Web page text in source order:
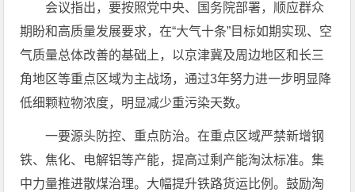
会议指出，要按照党中央、国务院部署，顺应群众
期盼和高质量发展要求，在“大气十条”目标如期实现、空
气质量总体改善的基础上，以京津冀及周边地区和长三
角地区等重点区域为主战场，通过3年努力进一步明显降
低细颗粒物浓度，明显减少重污染天数。
一要源头防控、重点防治。在重点区域严禁新增钢
铁、焦化、电解铝等产能，提高过剩产能淘汰标准。集
中力量推进散煤治理。大幅提升铁路货运比例。鼓励淘